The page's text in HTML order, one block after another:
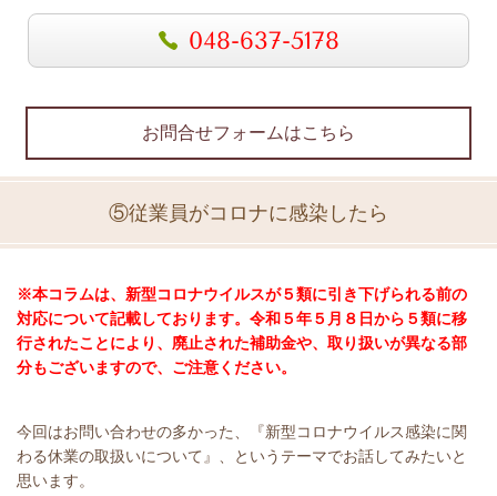
048-637-5178
お問合せフォームはこちら
⑤従業員がコロナに感染したら
※本コラムは、新型コロナウイルスが５類に引き下げられる前の
対応について記載しております。令和５年５月８日から５類に移
行されたことにより、廃止された補助金や、取り扱いが異なる部
分もございますので、ご注意ください。
今回はお問い合わせの多かった、『新型コロナウイルス感染に関
わる休業の取扱いについて』、というテーマでお話してみたいと
思います。